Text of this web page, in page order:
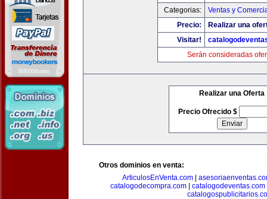
Categorias:
Ventas y
Precio:
Realizar una
Visitar!
Serán consideradas
Realizar una Oferta
Precio Ofrecido $
Otros dominios en venta:
ArticulosEnVenta.com|
catalogodecompra.com| catalogodeventas.com